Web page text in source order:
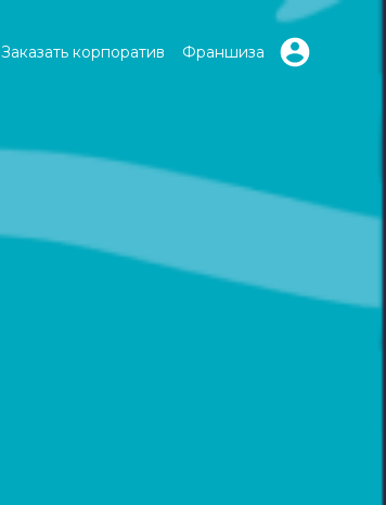
Заказать корпоратив Франшиза